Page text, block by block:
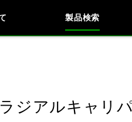
製品検索
ジアルキャリ